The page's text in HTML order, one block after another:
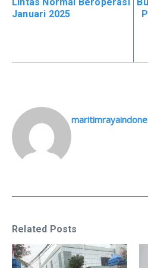
Januari 2025
Related Posts